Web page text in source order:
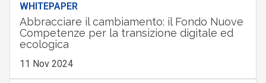
WHITEPAPER
Abbracciare il cambiamento: il Fondo Nuove
Competenze per la transizione digitale ed
ecologica
11 Nov 2024